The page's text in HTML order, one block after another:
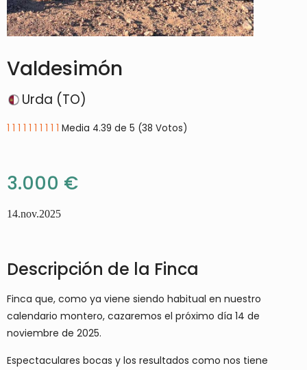
Valdesimón
Urda (TO)
1 1 1 1 1 1 1 1 1 1 Media 4.39 de 5 (38 Votos)
3.000 €
14.nov.2025
Descripción de la Finca
Finca que, como ya viene siendo habitual en nuestro
calendario montero, cazaremos el próximo día 14 de
noviembre de 2025.
Espectaculares bocas y los resultados como nos tiene